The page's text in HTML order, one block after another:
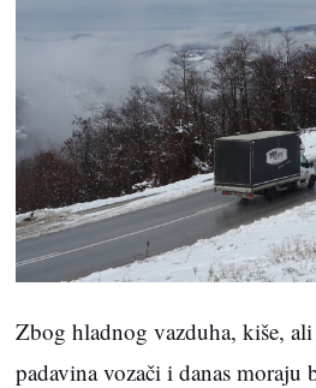
Zbog hladnog vazduha, kiše,
padavina vozači i danas moraju